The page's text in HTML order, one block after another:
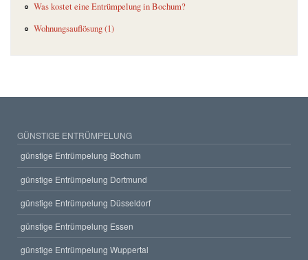
Was kostet eine Entrümpelung in Bochum?
Wohnungsauflösung (1)
GÜNSTIGE ENTRÜMPELUNG
günstige Entrümpelung Bochum
günstige Entrümpelung Dortmund
günstige Entrümpelung Düsseldorf
günstige Entrümpelung Essen
günstige Entrümpelung Wuppertal